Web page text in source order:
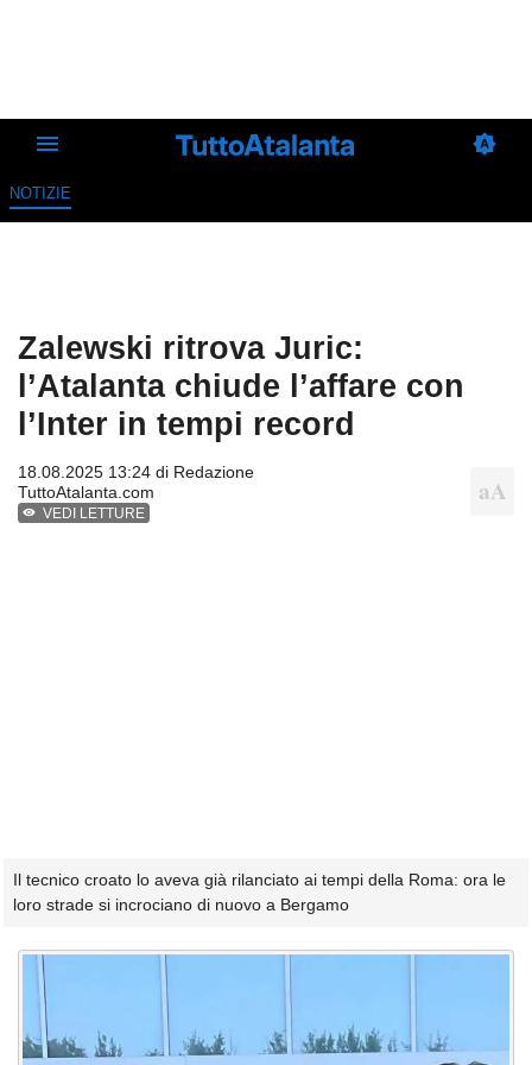
NOTIZIE
Zalewski ritrova Juric:
l’Atalanta chiude l’affare con
l’Inter in tempi record
18.08.2025 13:24 di Redazione
TuttoAtalanta.com
VEDI LETTURE
Il tecnico croato lo aveva già rilanciato ai tempi della Roma: ora le
loro strade si incrociano di nuovo a Bergamo